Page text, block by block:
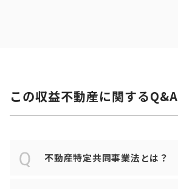
この収益不動産に関するQ&A
不動産特定共同事業法とは？